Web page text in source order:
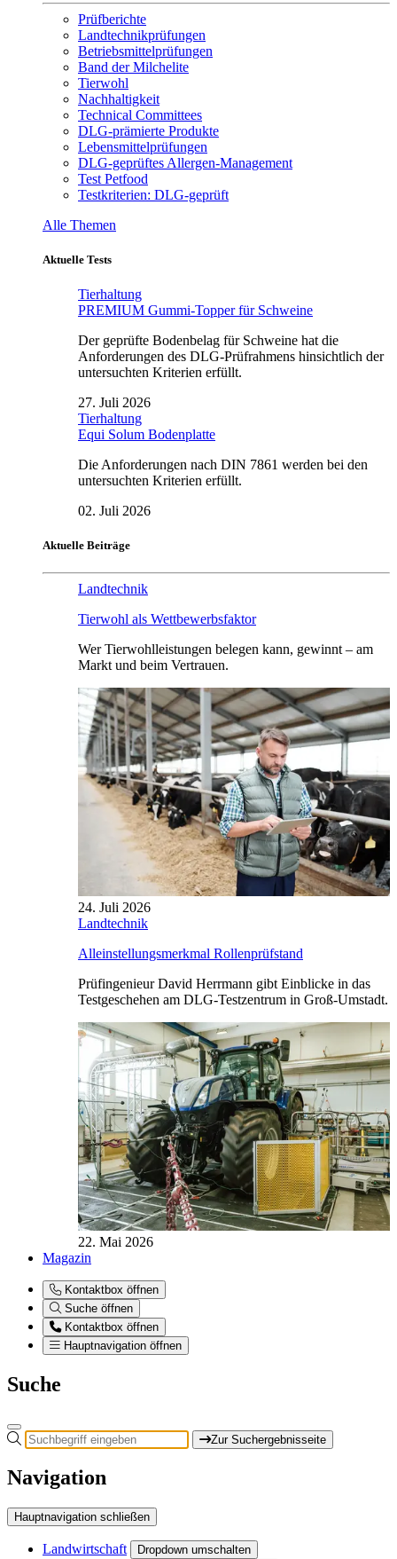
Prüfberichte
Landtechnikprüfungen
Betriebsmittelprüfungen
Band der Milchelite
Tierwohl
Nachhaltigkeit
Technical Committees
DLG-prämierte Produkte
Lebensmittelprüfungen
DLG-geprüftes Allergen-Management
Test Petfood
Testkriterien: DLG-geprüft
Alle Themen
Aktuelle Tests
Tierhaltung
PREMIUM Gummi-Topper für Schweine
Der geprüfte Bodenbelag für Schweine hat die
Anforderungen des DLG-Prüfrahmens hinsichtlich der
untersuchten Kriterien erfüllt.
27. Juli 2026
Tierhaltung
Equi Solum Bodenplatte
Die Anforderungen nach DIN 7861 werden bei den
untersuchten Kriterien erfüllt.
02. Juli 2026
Aktuelle Beiträge
Landtechnik
Tierwohl als Wettbewerbsfaktor
Wer Tierwohlleistungen belegen kann, gewinnt – am
Markt und beim Vertrauen.
24. Juli 2026
Landtechnik
Alleinstellungsmerkmal Rollenprüfstand
Prüfingenieur David Herrmann gibt Einblicke in das
Testgeschehen am DLG-Testzentrum in Groß-Umstadt.
22. Mai 2026
Magazin
Kontaktbox öffnen
Suche öffnen
Kontaktbox öffnen
Hauptnavigation öffnen
Suche
Zur Suchergebnisseite
Navigation
Hauptnavigation schließen
Landwirtschaft Dropdown umschalten